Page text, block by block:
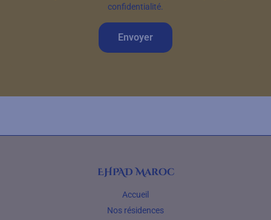
confidentialité.
Envoyer
EHPAD Maroc
Accueil
Nos résidences